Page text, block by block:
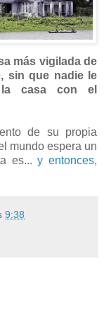
más vigilada de
sin que nadie le
casa con el
de su propia
mundo espera un
es...y entonces,
9:38